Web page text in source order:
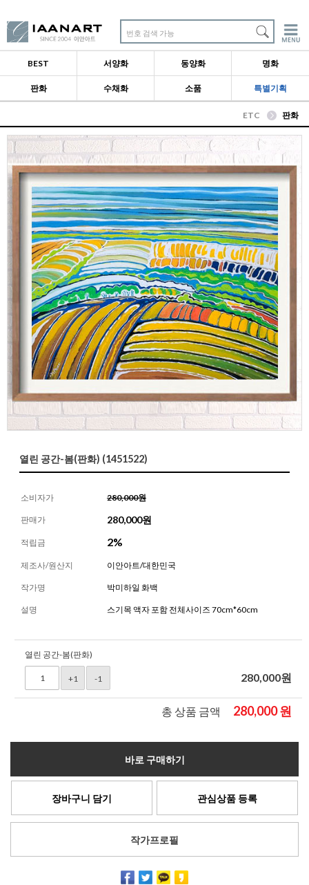
번호 검색 가능
BEST 서양화 동양화 명화
판화 수채화 소품 특별기획
ETC 판화
열린 공간-봄(판화) (1451522)
소비자가 280,000원
판매가 280,000원
적립금 2%
제조사/원산지 이안아트/대한민국
작가명 박미하일 화백
설명 스기목 액자 포함 전체사이즈 70cm*60cm
열린 공간-봄(판화)
+1 -1 280,000원
총 상품 금액 280,000원
바로 구매하기
장바구니 담기 관심상품 등록
작가프로필